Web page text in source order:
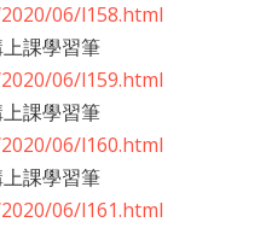
06/l158.html
課學習筆
06/l159.html
課學習筆
06/l160.html
課學習筆
06/l161.html